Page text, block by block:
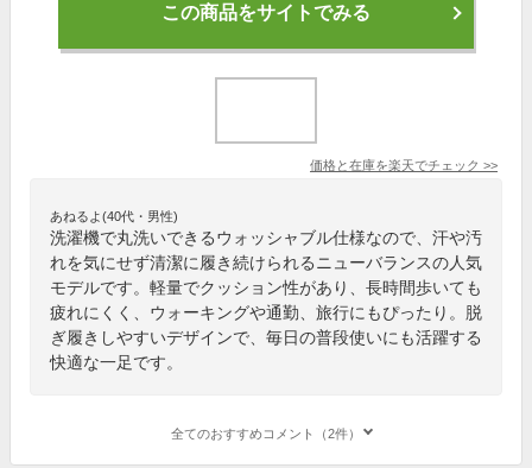
この商品をサイトでみる
価格と在庫を楽天でチェック >>
あねるよ(40代・男性)
洗濯機で丸洗いできるウォッシャブル仕様なので、汗や汚
れを気にせず清潔に履き続けられるニューバランスの人気
モデルです。軽量でクッション性があり、長時間歩いても
疲れにくく、ウォーキングや通勤、旅行にもぴったり。脱
ぎ履きしやすいデザインで、毎日の普段使いにも活躍する
快適な一足です。
全てのおすすめコメント（2件）